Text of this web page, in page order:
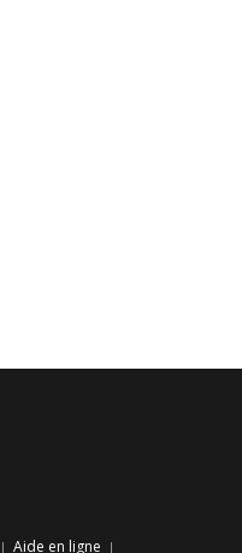
Aide en ligne